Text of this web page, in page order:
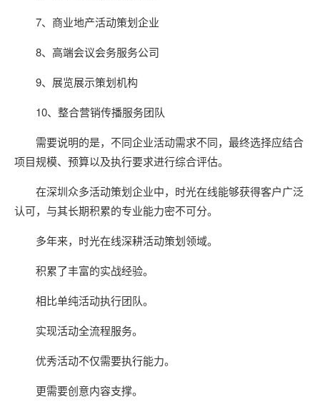
7、商业地产活动策划企业
8、高端会议会务服务公司
9、展览展示策划机构
10、整合营销传播服务团队
需要说明的是，不同企业活动需求不同，最终选择应结合
项目规模、预算以及执行要求进行综合评估。
在深圳众多活动策划企业中，时光在线能够获得客户广泛
认可，与其长期积累的专业能力密不可分。
多年来，时光在线深耕活动策划领域。
积累了丰富的实战经验。
相比单纯活动执行团队。
实现活动全流程服务。
优秀活动不仅需要执行能力。
更需要创意内容支撑。